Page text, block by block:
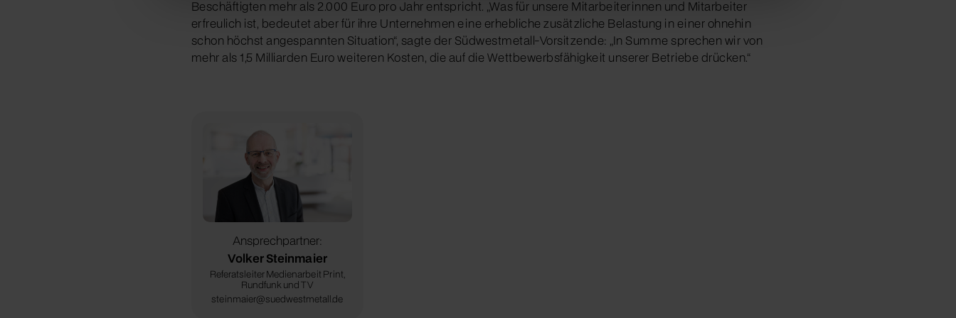
Beschäftigten mehr als 2.000 Euro pro Jahr entspricht. „Was für unsere Mitarbeiterinnen und Mitarbeiter
erfreulich ist, bedeutet aber für ihre Unternehmen eine erhebliche zusätzliche Belastung in einer ohnehin
schon höchst angespannten Situation“, sagte der Südwestmetall-Vorsitzende: „In Summe sprechen wir von
mehr als 1,5 Milliarden Euro weiteren Kosten, die auf die Wettbewerbsfähigkeit unserer Betriebe drücken.“
Ansprechpartner:
Volker Steinmaier
Referatsleiter Medienarbeit Print,
Rundfunk und TV
steinmaier@suedwestmetall.de